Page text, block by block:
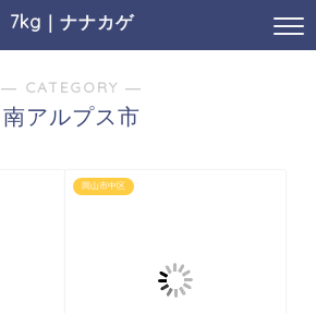
7kg｜ナナカゲ
― CATEGORY ―
南アルプス市
岡山市中区